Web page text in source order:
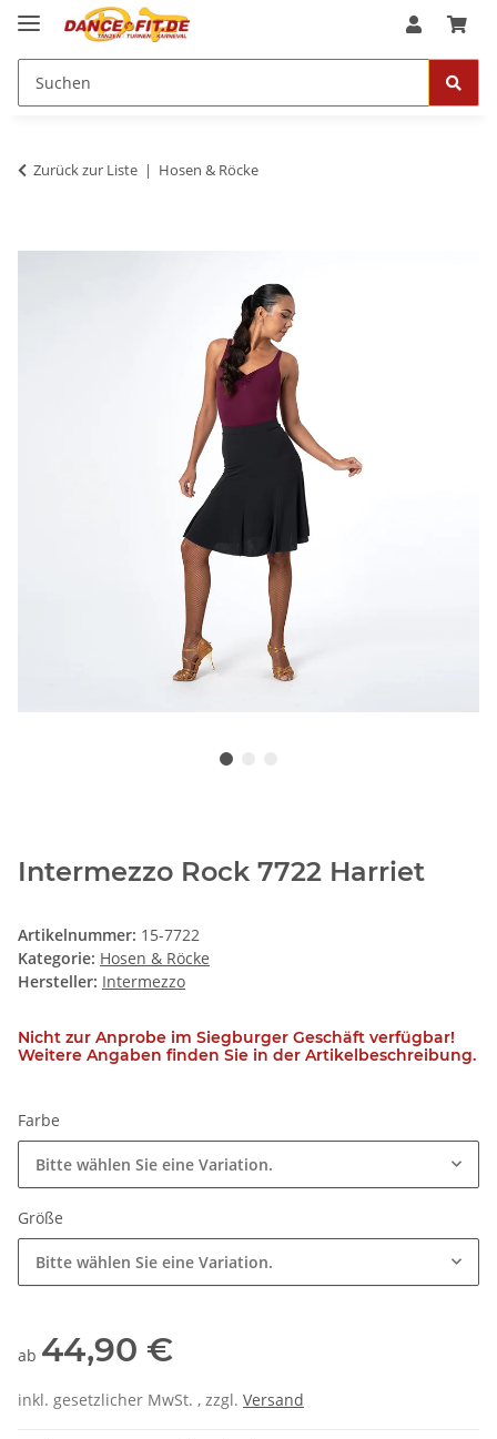
Zurück zur Liste Hosen & Röcke
Intermezzo Rock 7722 Harriet
Artikelnummer: 15-7722
Kategorie: Hosen & Röcke
Hersteller: Intermezzo
Nicht zur Anprobe im Siegburger Geschäft verfügbar!
Weitere Angaben finden Sie in der Artikelbeschreibung.
Farbe
Bitte wählen Sie eine Variation.
Größe
Bitte wählen Sie eine Variation.
ab 44,90 €
inkl. gesetzlicher MwSt. , zzgl. Versand